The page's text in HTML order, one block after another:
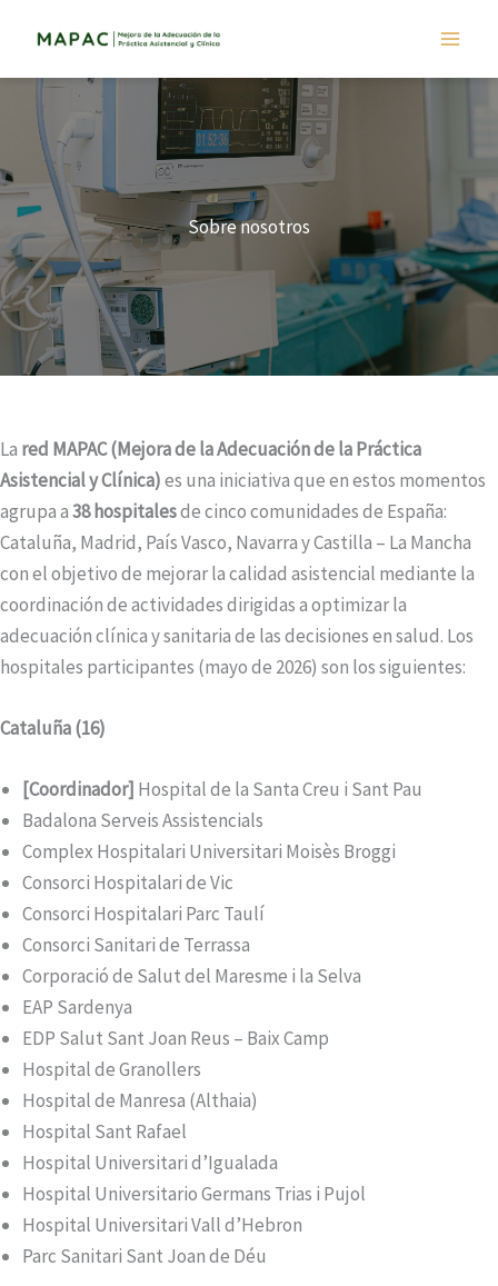
contenido
Sobre nosotros
La red MAPAC (Mejora de la Adecuación de la Práctica
Asistencial y Clínica)es una iniciativa que en estos momentos
agrupa a38 hospitalesde cinco comunidades de España:
Cataluña, Madrid, País Vasco, Navarra y Castilla – La Mancha
con el objetivo de mejorar la calidad asistencial mediante la
coordinación de actividades dirigidas a optimizar la
adecuación clínica y sanitaria de las decisiones en salud. Los
hospitales participantes (mayo de 2026) son los siguientes:
Cataluña (16)
[Coordinador] Hospital de la Santa Creu i Sant Pau
Badalona Serveis Assistencials
Complex Hospitalari Universitari Moisès Broggi
Consorci Hospitalari de Vic
Consorci Hospitalari Parc Taulí
Consorci Sanitari de Terrassa
Corporació de Salut del Maresme i la Selva
EAP Sardenya
EDP Salut Sant Joan Reus – Baix Camp
Hospital de Granollers
Hospital de Manresa (Althaia)
Hospital Sant Rafael
Hospital Universitari d’Igualada
Hospital Universitario Germans Trias i Pujol
Hospital Universitari Vall d’Hebron
Parc Sanitari Sant Joan de Déu